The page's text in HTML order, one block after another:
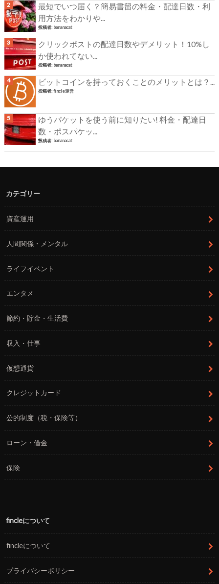
最短でいつ届く？簡易書留の料金・配達日数・利
用方法をわかりや...
投稿者: bananacat
クリックポストの配達日数やデメリット！10%し
か使われてない...
投稿者: bananacat
ビットコインを持っておくことのメリットとは？...
投稿者:fincle運営
ゆうパケットを使う前に知りたい! 料金・配達日
数・ポスパケッ...
投稿者: bananacat
カテゴリー
資産運用
人間関係・メンタル
ライフイベント
エンタメ
節約・貯金・生活費
収入・仕事
仮想通貨
クレジットカード
公的制度（税・保険等）
ローン・借金
保険
fincleについて
fincleについて
プライバシーポリシー